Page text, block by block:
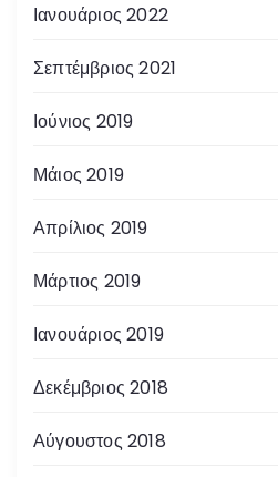
Ιανουάριος 2022
Σεπτέμβριος 2021
Ιούνιος 2019
Μάιος 2019
Απρίλιος 2019
Μάρτιος 2019
Ιανουάριος 2019
Δεκέμβριος 2018
Αύγουστος 2018